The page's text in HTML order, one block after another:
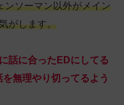
ンソーマン以外がメイン
がします。
話に合ったEDにしてる
無理やり切ってるよう